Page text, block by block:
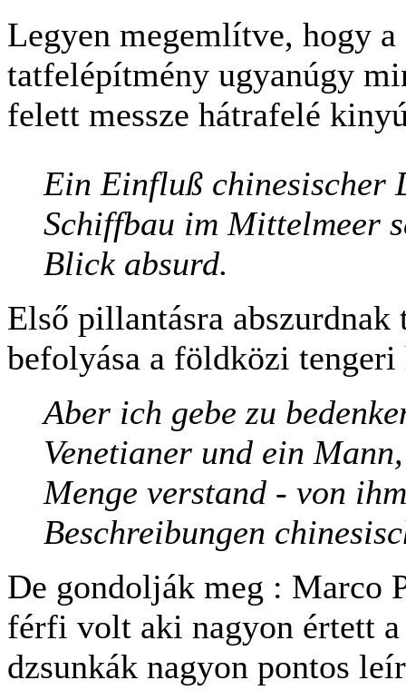
Legyen megemlítve, hogy
tatfelépítmény ugyanúgy
felett messze hátrafelé
Ein Einfluß chinesischer
Schiffbau im Mittelmeer
Blick absurd.
Első pillantásra
befolyása a földközi tengeri
Aber ich gebe zu
Venetianer und ein
Menge verstand - von
Beschreibungen
De gondolják meg : Marco
férfi volt aki nagyon értett
dzsunkák nagyon pontos